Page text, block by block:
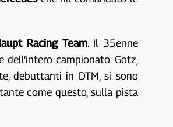
Racing Team. Il 35enne
campionato. Götz,
debuttanti in DTM, si sono
come questo, sulla pista